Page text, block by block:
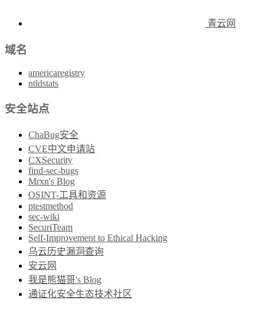
青云网
域名
americaregistry
ntldstats
安全站点
ChaBug安全
CVE中文申请站
CXSecurity
find-sec-bugs
Mrxn's Blog
OSINT-工具和资源
ptestmethod
sec-wiki
SecuriTeam
Self-Improvement to Ethical Hacking
乌云历史漏洞查询
安云网
我是熊猫哥's Blog
通证化安全生态技术社区